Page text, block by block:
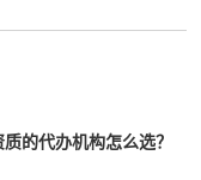
的代办机构怎么选？